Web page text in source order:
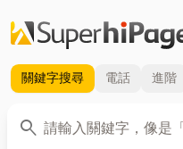
關鍵字搜尋 電話 進階
search
關鍵字